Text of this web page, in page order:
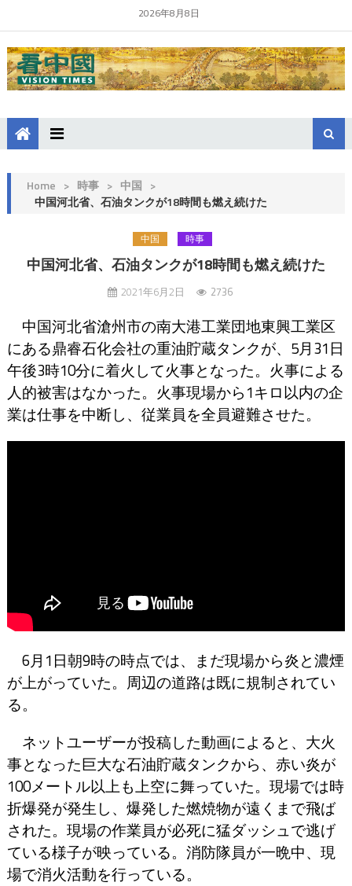
2026年8月8日
Home > 時事 > 中国 >
中国河北省、石油タンクが18時間も燃え続けた
中国 時事
中国河北省、石油タンクが18時間も燃え続けた
2021年6月2日 2736
中国河北省滄州市の南大港工業団地東興工業区
にある鼎睿石化会社の重油貯蔵タンクが、5月31日
午後3時10分に着火して火事となった。火事による
人的被害はなかった。火事現場から1キロ以内の企
業は仕事を中断し、従業員を全員避難させた。
6月1日朝9時の時点では、まだ現場から炎と濃煙
が上がっていた。周辺の道路は既に規制されてい
る。
ネットユーザーが投稿した動画によると、大火
事となった巨大な石油貯蔵タンクから、赤い炎が
100メートル以上も上空に舞っていた。現場では時
折爆発が発生し、爆発した燃焼物が遠くまで飛ば
された。現場の作業員が必死に猛ダッシュで逃げ
ている様子が映っている。消防隊員が一晩中、現
場で消火活動を行っている。